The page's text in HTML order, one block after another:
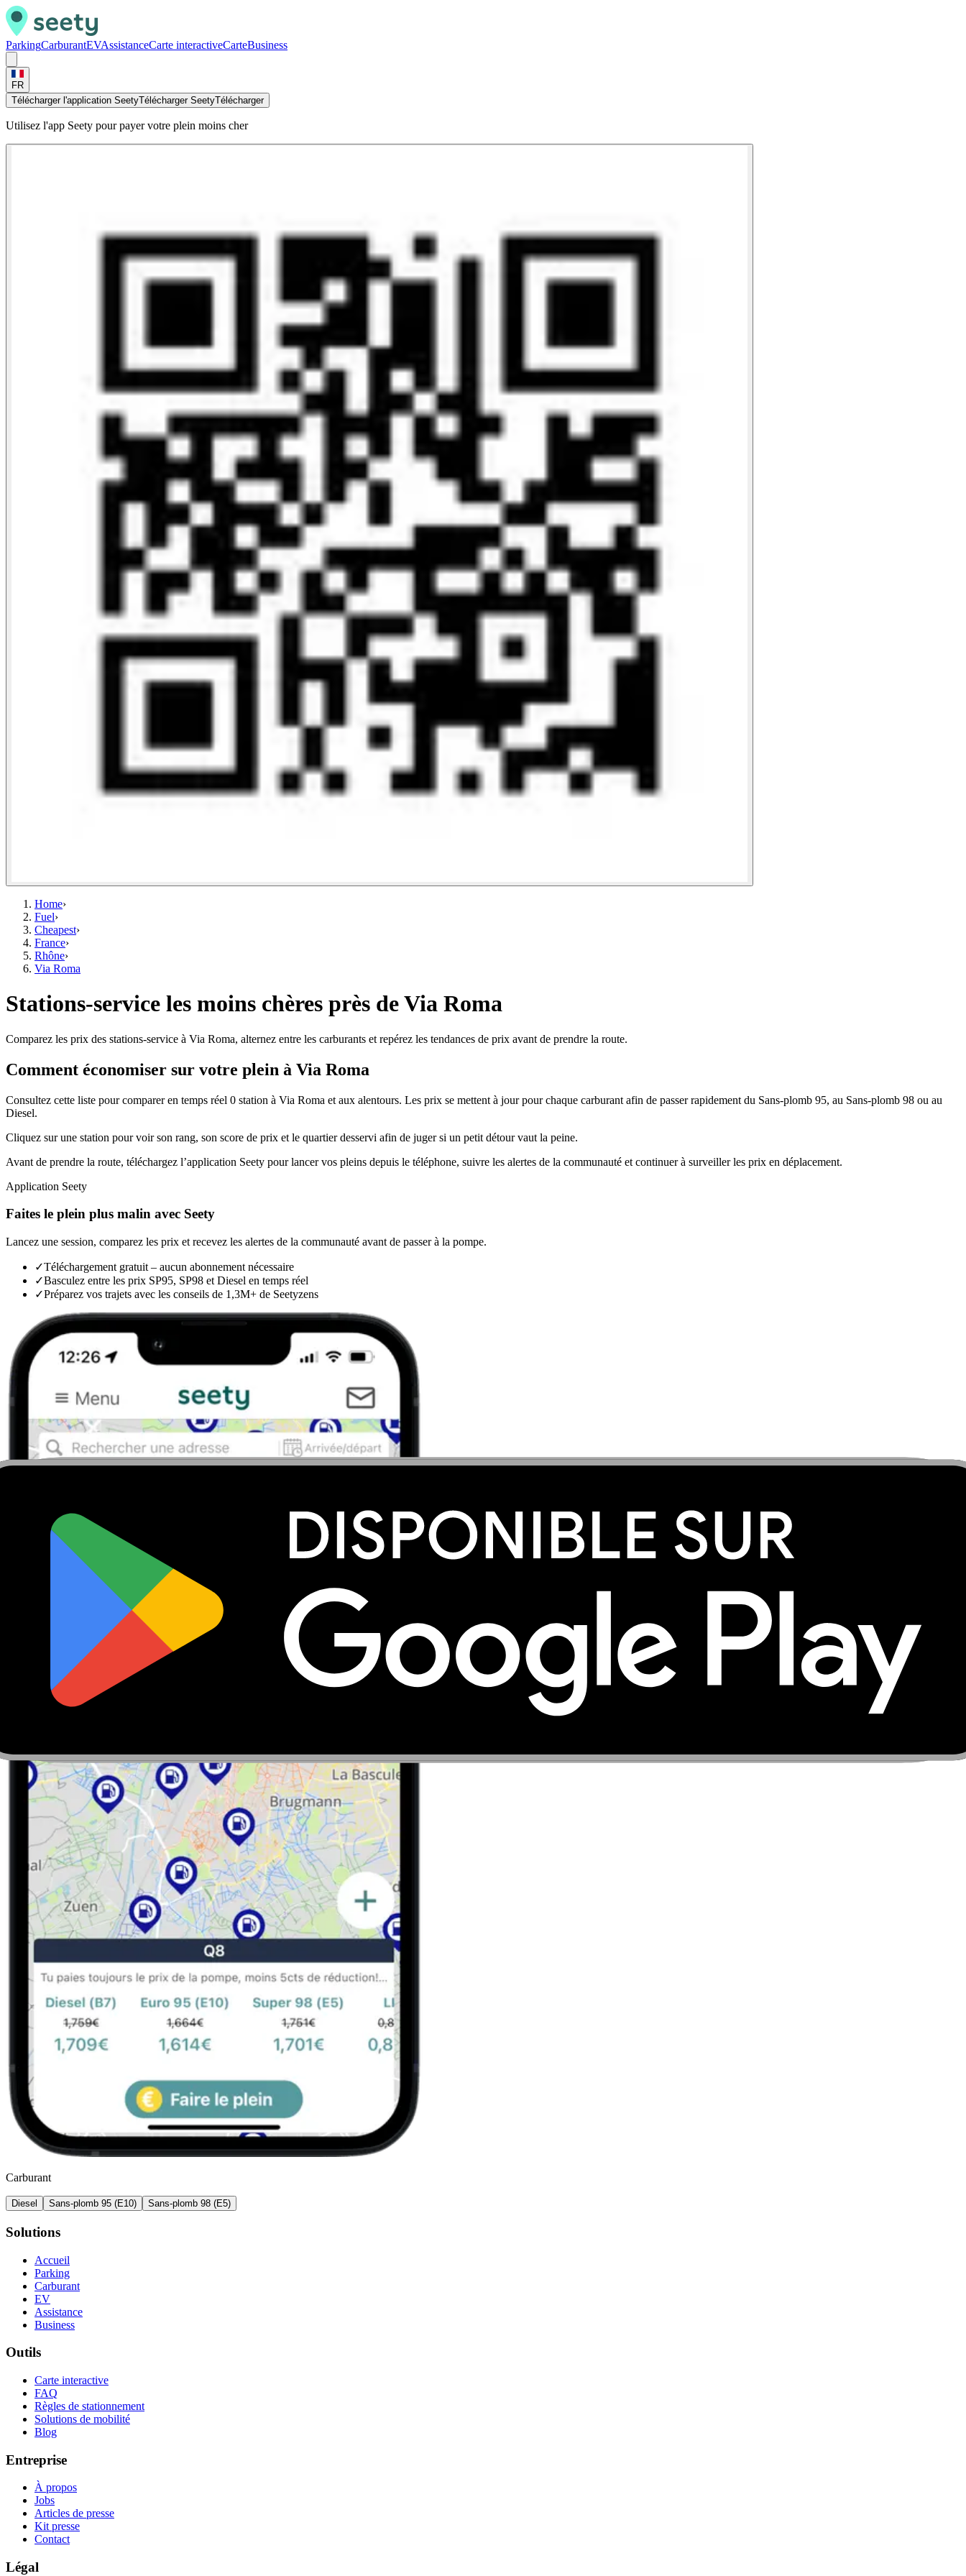
ParkingCarburantEVAssistanceCarte interactiveCarteBusiness
FR
Télécharger l'application SeetyTélécharger SeetyTélécharger
Utilisez l'app Seety pour payer votre plein moins cher
Home›
Fuel›
Cheapest›
France›
Rhône›
Via Roma
Stations-service les moins chères près de Via Roma
Comparez les prix des stations-service à Via Roma, alternez entre les carburants et repérez les tendances de prix avant de prendre la route.
Comment économiser sur votre plein à Via Roma
Consultez cette liste pour comparer en temps réel 0 station à Via Roma et aux alentours. Les prix se mettent à jour pour chaque carburant afin de passer rapidement du Sans-plomb 95, au Sans-plomb 98 ou au
Diesel.
Cliquez sur une station pour voir son rang, son score de prix et le quartier desservi afin de juger si un petit détour vaut la peine.
Avant de prendre la route, téléchargez l’application Seety pour lancer vos pleins depuis le téléphone, suivre les alertes de la communauté et continuer à surveiller les prix en déplacement.
Application Seety
Faites le plein plus malin avec Seety
Lancez une session, comparez les prix et recevez les alertes de la communauté avant de passer à la pompe.
✓Téléchargement gratuit – aucun abonnement nécessaire
✓Basculez entre les prix SP95, SP98 et Diesel en temps réel
✓Préparez vos trajets avec les conseils de 1,3M+ de Seetyzens
Carburant
Diesel Sans-plomb 95 (E10) Sans-plomb 98 (E5)
Solutions
Accueil
Parking
Carburant
EV
Assistance
Business
Outils
Carte interactive
FAQ
Règles de stationnement
Solutions de mobilité
Blog
Entreprise
À propos
Jobs
Articles de presse
Kit presse
Contact
Légal